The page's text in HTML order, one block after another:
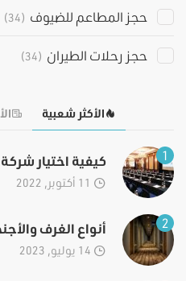
حجز المطاعم للضيوف (34)
حجز رحلات الطيران (34)
الأكثر شعبية
1 كيفية اختيار
2 أنواع الغرف